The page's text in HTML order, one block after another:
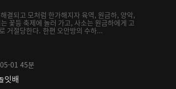
결되고 모처럼 한가해지자 육역, 원금하, 양악,
꽃등 축제에 놀러 가고, 사소는 원금하에게 고
백하지만 바로 거절당한다. 한편 오안방의 수하...
01 45분
잇배